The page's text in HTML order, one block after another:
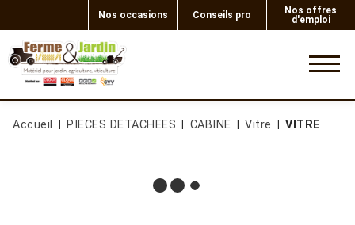
Nos occasions Conseils pro
Nos offres
d'emploi
Accueil PIECES DETACHEES CABINE Vitre VITRE